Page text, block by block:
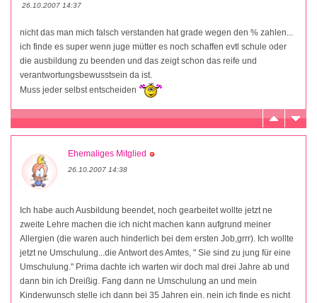
26.10.2007 14:37
nicht das man mich falsch verstanden hat grade wegen den % zahlen...
ich finde es super wenn juge mütter es noch schaffen evtl schule oder
die ausbildung zu beenden und das zeigt schon das reife und
verantwortungsbewusstsein da ist.
Muss jeder selbst entscheiden
Ehemaliges Mitglied
26.10.2007 14:38
Ich habe auch Ausbildung beendet, noch gearbeitet wollte jetzt ne
zweite Lehre machen die ich nicht machen kann aufgrund meiner
Allergien (die waren auch hinderlich bei dem ersten Job,grrr). Ich wollte
jetzt ne Umschulung...die Antwort des Amtes, " Sie sind zu jung für eine
Umschulung." Prima dachte ich warten wir doch mal drei Jahre ab und
dann bin ich Dreißig. Fang dann ne Umschulung an und mein
Kinderwunsch stelle ich dann bei 35 Jahren ein. nein ich finde es nicht